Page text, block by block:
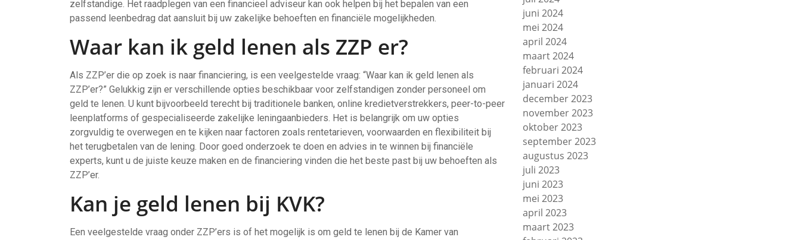
zelfstandige. Het raadplegen van een financieel adviseur kan ook helpen bij het bepalen van een
passend leenbedrag dat aansluit bij uw zakelijke behoeften en financiële mogelijkheden.
Waar kan ik geld lenen als ZZP er?
Als ZZP’er die op zoek is naar financiering, is een veelgestelde vraag: “Waar kan ik geld lenen als
ZZP’er?” Gelukkig zijn er verschillende opties beschikbaar voor zelfstandigen zonder personeel om
geld te lenen. U kunt bijvoorbeeld terecht bij traditionele banken, online kredietverstrekkers, peer-to-peer
leenplatforms of gespecialiseerde zakelijke leningaanbieders. Het is belangrijk om uw opties
zorgvuldig te overwegen en te kijken naar factoren zoals rentetarieven, voorwaarden en flexibiliteit bij
het terugbetalen van de lening. Door goed onderzoek te doen en advies in te winnen bij financiële
experts, kunt u de juiste keuze maken en de financiering vinden die het beste past bij uw behoeften als
ZZP’er.
Kan je geld lenen bij KVK?
Een veelgestelde vraag onder ZZP’ers is of het mogelijk is om geld te lenen bij de Kamer van
juni 2024
mei 2024
april 2024
maart 2024
februari 2024
januari 2024
december 2023
november 2023
oktober 2023
september 2023
augustus 2023
juli 2023
juni 2023
mei 2023
april 2023
maart 2023